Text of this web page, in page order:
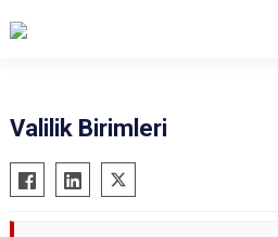
Valilik Birimleri